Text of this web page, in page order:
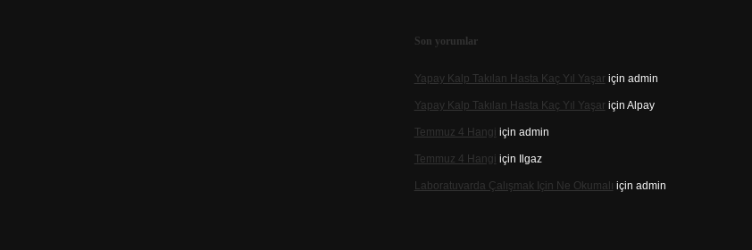
Son yorumlar
Yapay Kalp Takılan Hasta Kaç Yıl Yaşariçin admin
Yapay Kalp Takılan Hasta Kaç Yıl Yaşariçin Alpay
Temmuz 4 Hangi için admin
Temmuz 4 Hangi için Ilgaz
Laboratuvarda Çalışmak Için Ne Okumalı için admin